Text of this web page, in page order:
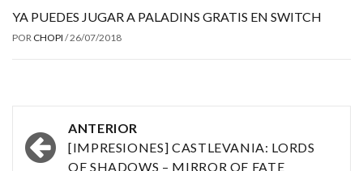
YA PUEDES JUGAR A PALADINS GRATIS EN SWITCH
POR CHOPI /26/07/2018
Navegación
por
ANTERIOR
[IMPRESIONES] CASTLEVANIA: LORDS
OF SHADOWS – MIRROR OF FATE